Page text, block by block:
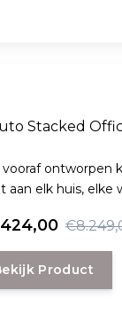
Stacked
vooraf ontworpen
aan elk huis, elke
Product